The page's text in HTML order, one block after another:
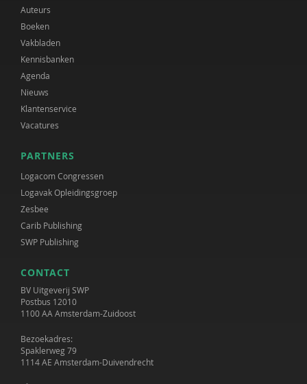
Auteurs
Boeken
Vakbladen
Kennisbanken
Agenda
Nieuws
Klantenservice
Vacatures
PARTNERS
Logacom Congressen
Logavak Opleidingsgroep
Zesbee
Carib Publishing
SWP Publishing
CONTACT
BV Uitgeverij SWP
Postbus 12010
1100 AA Amsterdam-Zuidoost
Bezoekadres:
Spaklerweg 79
1114 AE Amsterdam-Duivendrecht